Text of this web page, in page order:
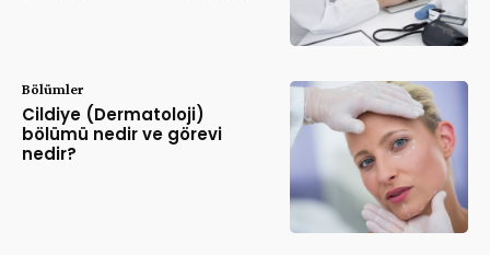
Bölümler
Cildiye (Dermatoloji)
bölümü nedir ve görevi
nedir?